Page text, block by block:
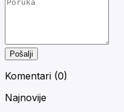
Pošalji
Komentari (0)
Najnovije